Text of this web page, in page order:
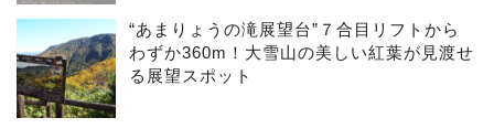
“あまりょうの滝展望台”７合目リフトから
わずか360m！大雪山の美しい紅葉が見渡せ
る展望スポット